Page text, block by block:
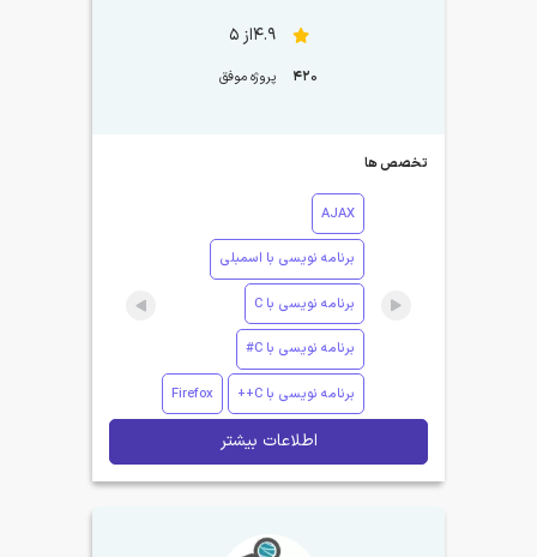
4.9از 5
420 پروژه موفق
تخصص ها
AJAX
برنامه نویسی با اسمبلی
برنامه نویسی با C
برنامه نویسی با C#
برنامه نویسی با C++ Firefox
اطلاعات بیشتر